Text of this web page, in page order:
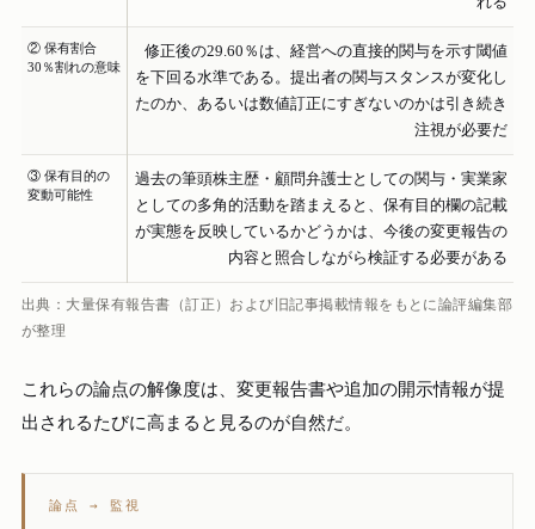
② 保有割合
30％割れの意味
修正後の29.60％は、経営への直接的関与を示す閾値
を下回る水準である。提出者の関与スタンスが変化し
たのか、あるいは数値訂正にすぎないのかは引き続き
注視が必要だ
③ 保有目的の
変動可能性
過去の筆頭株主歴・顧問弁護士としての関与・実業家
としての多角的活動を踏まえると、保有目的欄の記載
が実態を反映しているかどうかは、今後の変更報告の
内容と照合しながら検証する必要がある
出典：大量保有報告書（訂正）および旧記事掲載情報をもとに論評編集部
が整理
これらの論点の解像度は、変更報告書や追加の開示情報が提
出されるたびに高まると見るのが自然だ。
論点 → 監視